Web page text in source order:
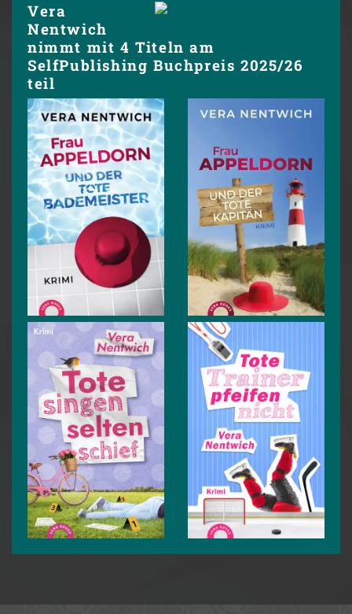
Vera
Nentwich
nimmt mit 4 Titeln am
SelfPublishing Buchpreis 2025/26
teil